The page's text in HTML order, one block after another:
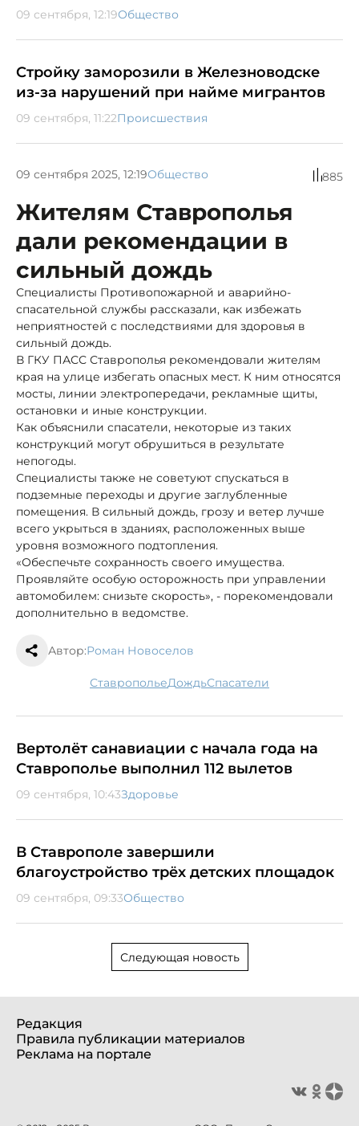
09 сентября, 12:19Общество
Стройку заморозили в Железноводске
из-за нарушений при найме мигрантов
09 сентября, 11:22Происшествия
09 сентября 2025, 12:19Общество 885
Жителям Ставрополья
дали рекомендации в
сильный дождь
Специалисты Противопожарной и аварийно-
спасательной службы рассказали, как избежать
неприятностей с последствиями для здоровья в
сильный дождь.
В ГКУ ПАСС Ставрополья рекомендовали жителям
края на улице избегать опасных мест. К ним относятся
мосты, линии электропередачи, рекламные щиты,
остановки и иные конструкции.
Как объяснили спасатели, некоторые из таких
конструкций могут обрушиться в результате
непогоды.
Специалисты также не советуют спускаться в
подземные переходы и другие заглубленные
помещения. В сильный дождь, грозу и ветер лучше
всего укрыться в зданиях, расположенных выше
уровня возможного подтопления.
«Обеспечьте сохранность своего имущества.
Проявляйте особую осторожность при управлении
автомобилем: снизьте скорость», - порекомендовали
дополнительно в ведомстве.
Автор:Роман Новоселов
Ставрополье дождь спасатели
Вертолёт санавиации с начала года на
Ставрополье выполнил 112 вылетов
09 сентября, 10:43Здоровье
В Ставрополе завершили
благоустройство трёх детских площадок
09 сентября, 09:33Общество
Следующая новость
Редакция
Правила публикации материалов
Реклама на портале